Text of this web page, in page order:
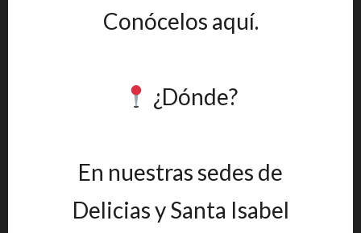
Conócelos aquí.
¿Dónde?
En nuestras sedes de
Delicias y Santa Isabel